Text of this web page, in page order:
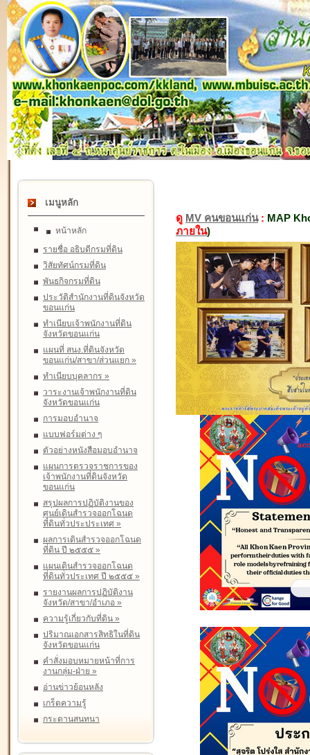
เมนูหลัก
หน้าหลัก
รายชื่อ อธิบดีกรมที่ดิน
วิสัยทัศน์กรมที่ดิน
พันธกิจกรมที่ดิน
ประวัติสำนักงานที่ดินจังหวัด
ขอนแก่น
ทำเนียบเจ้าพนักงานที่ดิน
จังหวัดขอนแก่น
แผนที่ สนง.ที่ดินจังหวัด
ขอนแก่น/สาขา/ส่วนแยก »
ทำเนียบบุคลากร »
วาระงานเจ้าพนักงานที่ดิน
จังหวัดขอนแก่น
การมอบอำนาจ
แบบฟอร์มต่าง ๆ
ตัวอย่างหนังสือมอบอำนาจ
แผนการตรวจราชการของ
เจ้าพนักงานที่ดินจังหวัด
ขอนแก่น
สรุปผลการปฏิบัติงานของ
ศูนย์เดินสำรวจออกโฉนด
ที่ดินทั่วประประเทศ »
ผลการเดินสำรวจออกโฉนด
ที่ดิน ปี ๒๕๕๕ »
แผนเดินสำรวจออกโฉนด
ที่ดินทั่วประเทศ ปี ๒๕๕๕ »
รายงานผลการปฏิบัติงาน
จังหวัด/สาขา/อำเภอ »
ความรู้เกี่ยวกับที่ดิน »
ปริมาณเอกสารสิทธิในที่ดิน
จังหวัดขอนแก่น
คำสั่งมอบหมายหน้าที่การ
งานกลุ่ม-ฝ่าย »
อ่านข่าวย้อนหลัง
เกร็ดความรู้
กระดานสนทนา
ดู MV คนขอนแก่น: MAP
ภายใน)